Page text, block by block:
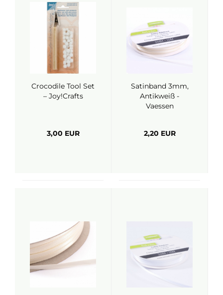
Crocodile Tool Set
– Joy!Crafts
3,00 EUR
Satinband 3mm,
Antikweiß -
Vaessen
2,20 EUR